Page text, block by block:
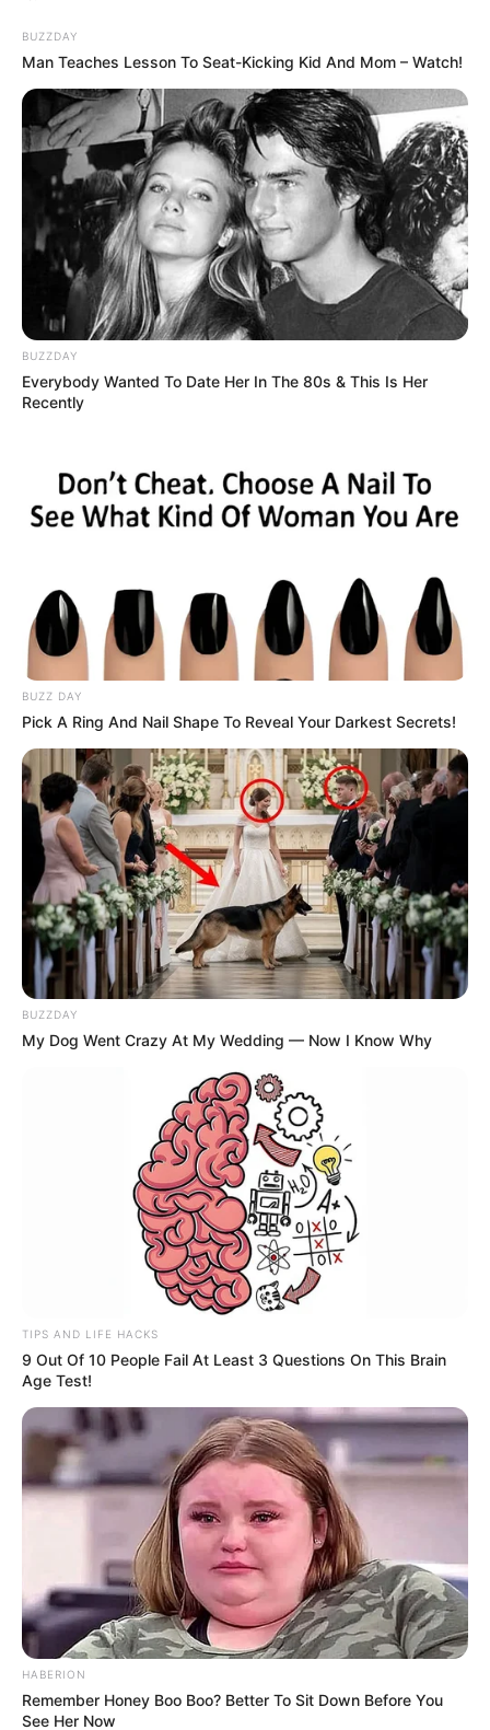
BUZZDAY
Man Teaches Lesson To Seat-Kicking Kid And Mom – Watch!
BUZZDAY
Everybody Wanted To Date Her In The 80s & This Is Her
Recently
BUZZ DAY
Pick A Ring And Nail Shape To Reveal Your Darkest Secrets!
BUZZDAY
My Dog Went Crazy At My Wedding — Now I Know Why
TIPS AND LIFE HACKS
9 Out Of 10 People Fail At Least 3 Questions On This Brain
Age Test!
HABERION
Remember Honey Boo Boo? Better To Sit Down Before You
See Her Now